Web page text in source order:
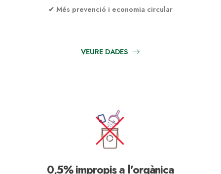
✔ Més prevenció i economia circular
VEURE DADES
0,5% impropis a l'orgànica